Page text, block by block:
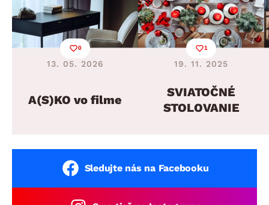
0
13. 05. 2026
A(S)KO vo filme
1
19. 11. 2025
SVIATOČNÉ
STOLOVANIE
Sledujte nás na Facebooku